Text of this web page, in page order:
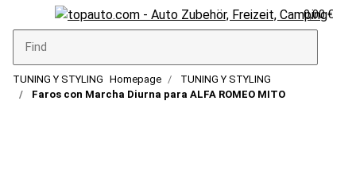
0,00 €
TUNING Y STYLING Homepage
TUNING Y STYLING
Faros con Marcha Diurna para ALFA ROMEO MITO